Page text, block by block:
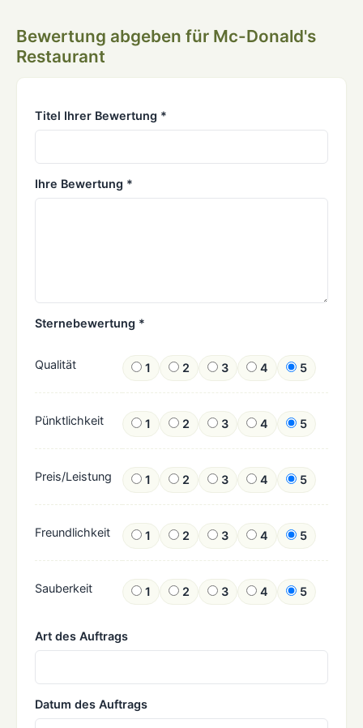
Bewertung abgeben für Mc-Donald's
Restaurant
Titel Ihrer Bewertung *
Ihre Bewertung *
Sternebewertung *
Qualität 1 2 3 4 5
Pünktlichkeit 1 2 3 4 5
Preis/Leistung 1 2 3 4 5
Freundlichkeit 1 2 3 4 5
Sauberkeit 1 2 3 4 5
Art des Auftrags
Datum des Auftrags